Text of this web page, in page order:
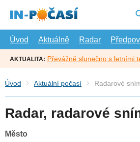
hlavní
Úvod
Aktuálně Radar
AKTUALITA: Převážně slunečno s letními
Úvod Aktuální počasí Radarové
Radar, radarové
Město